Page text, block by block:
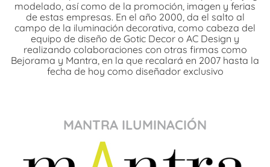
modelado, así como de la promoción, imagen y ferias
de estas empresas. En el año 2000, da el salto al
campo de la iluminación decorativa, como cabeza del
equipo de diseño de Gotic Decor o AC Design y
realizando colaboraciones con otras firmas como
Bejorama y Mantra, en la que recalará en 2007 hasta la
fecha de hoy como diseñador exclusivo
MANTRA ILUMINACIÓN